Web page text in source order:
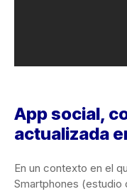
App social,
actualizada
En un contexto en el
Smartphones (estudio